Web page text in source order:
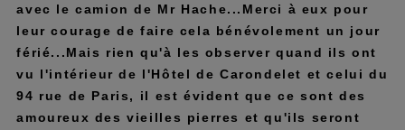
avec le camion de Mr Hache...Merci à eux pour
leur courage de faire cela bénévolement un jour
férié...Mais rien qu'à les observer quand ils ont
vu l'intérieur de l'Hôtel de Carondelet et celui du
94 rue de Paris, il est évident que ce sont des
amoureux des vieilles pierres et qu'ils seront